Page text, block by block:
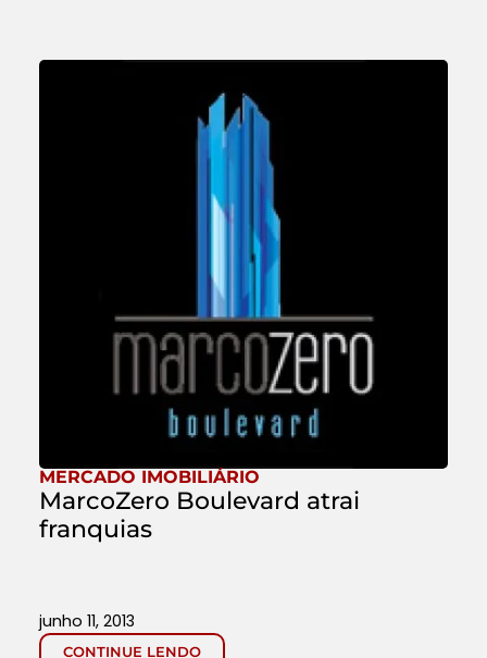
MERCADO IMOBILIÁRIO
MarcoZero Boulevard atrai
franquias
CONTINUE LENDO
junho 11, 2013